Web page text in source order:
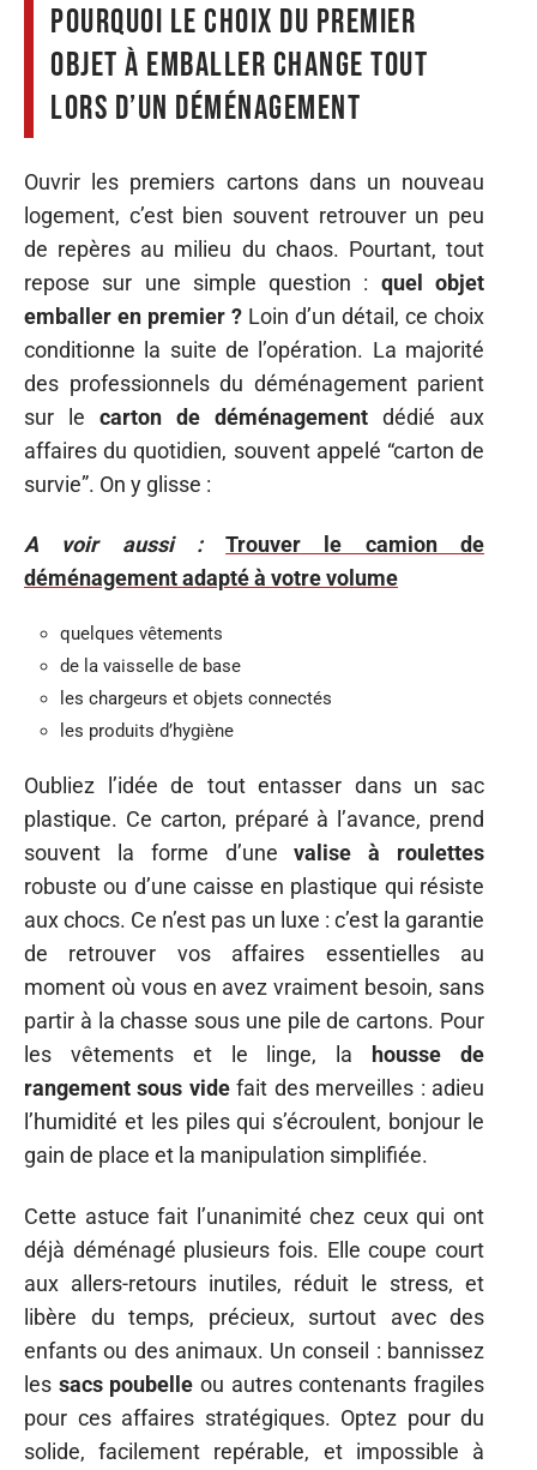
Pourquoi le choix du premier
objet à emballer change tout
lors d’un déménagement
Ouvrir les premiers cartons dans un nouveau
logement, c’est bien souvent retrouver un peu
de repères au milieu du chaos. Pourtant, tout
repose sur une simple question : quel objet
emballer en premier ? Loin d’un détail, ce choix
conditionne la suite de l’opération. La majorité
des professionnels du déménagement parient
sur le carton de déménagement dédié aux
affaires du quotidien, souvent appelé “carton de
survie”. On y glisse :
A voir aussi :
Trouver le camion de
déménagement adapté à votre volume
quelques vêtements
de la vaisselle de base
les chargeurs et objets connectés
les produits d’hygiène
Oubliez l’idée de tout entasser dans un sac
plastique. Ce carton, préparé à l’avance, prend
souvent la forme d’unevalise à roulettes
robuste ou d’une caisse en plastique qui résiste
aux chocs. Ce n’est pas un luxe : c’est la garantie
de retrouver vos affaires essentielles au
moment où vous en avez vraiment besoin, sans
partir à la chasse sous une pile de cartons. Pour
les vêtements et le linge, la
housse de
rangement sous videfait des merveilles : adieu
l’humidité et les piles qui s’écroulent, bonjour le
gain de place et la manipulation simplifiée.
Cette astuce fait l’unanimité chez ceux qui ont
déjà déménagé plusieurs fois. Elle coupe court
aux allers-retours inutiles, réduit le stress, et
libère du temps, précieux, surtout avec des
enfants ou des animaux. Un conseil : bannissez
les sacs poubelle ou autres contenants fragiles
pour ces affaires stratégiques. Optez pour du
solide, facilement repérable, et impossible à